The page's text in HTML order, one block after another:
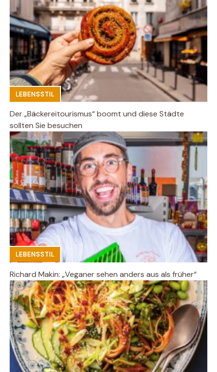
LEBENSSTIL
Der „Bäckereitourismus“ boomt und diese Städte
sollten Sie besuchen
LEBENSSTIL
Richard Makin: „Veganer sehen anders aus als früher“